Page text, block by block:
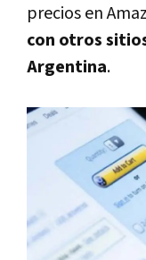
precios en
con otros
Argentina.